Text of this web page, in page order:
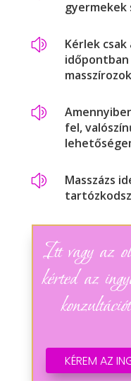
gyermekek
z
Kérlek
z
fel,
z
Masszázs
tartózkodsz
Itt vagy az
kérted az
KÉREM AZ